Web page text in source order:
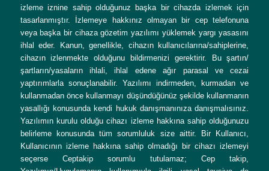
izleme iznine sahip olduğunuz başka bir cihazda izlemek için
tasarlanmıştır. İzlemeye hakkınız olmayan bir cep telefonuna
veya başka bir cihaza gözetim yazılımı yüklemek yargı yasasını
ihlal eder. Kanun, genellikle, cihazın kullanıcılarına/sahiplerine,
cihazın izlenmekte olduğunu bildirmenizi gerektirir. Bu şartın/
şartların/yasaların ihlali, ihlal edene ağır parasal ve cezai
yaptırımlarla sonuçlanabilir. Yazılımı indirmeden, kurmadan ve
kullanmadan önce kullanmayı düşündüğünüz şekilde kullanmanın
yasallığı konusunda kendi hukuk danışmanınıza danışmalısınız.
Yazılımın kurulu olduğu cihazı izleme hakkına sahip olduğunuzu
belirleme konusunda tüm sorumluluk size aittir. Bir Kullanıcı,
Kullanıcının izleme hakkına sahip olmadığı bir cihazı izlemeyi
seçerse Ceptakip sorumlu tutulamaz; Cep takip,